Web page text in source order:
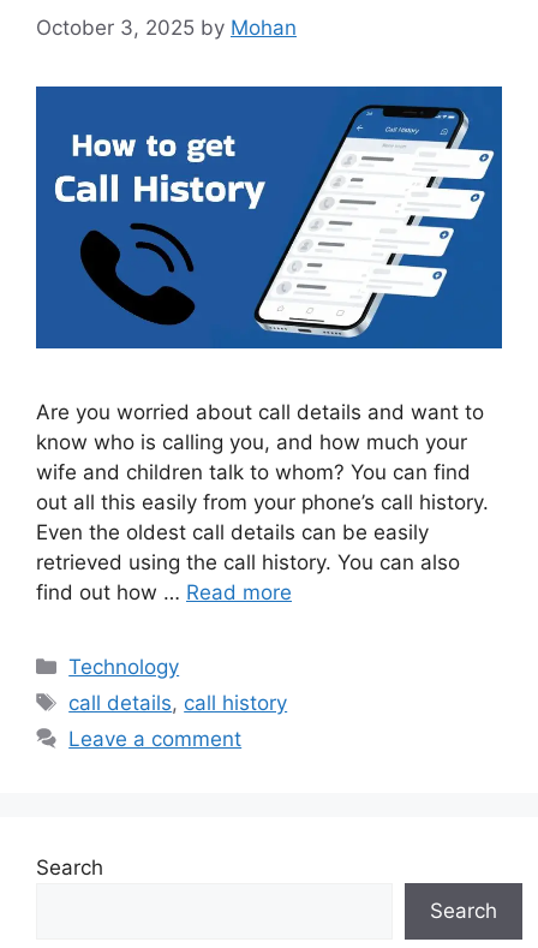
October 3, 2025 by Mohan
Are you worried about call details and want to
know who is calling you, and how much your
wife and children talk to whom? You can find
out all this easily from your phone’s call history.
Even the oldest call details can be easily
retrieved using the call history. You can also
find out how … Read more
Categories
Technology
Tags
call details, call history
Leave a comment
Search
Search